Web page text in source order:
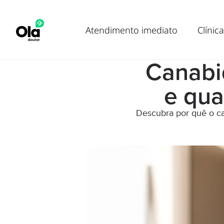
Atendimento imediato
e
Descubra por quê o